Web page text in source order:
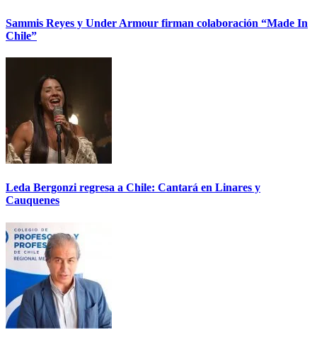
Sammis Reyes y Under Armour firman colaboración “Made In
Chile”
Leda Bergonzi regresa a Chile: Cantará en Linares y
Cauquenes